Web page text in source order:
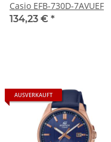
Casio EFB-730D-7AVUEF
134,23 € *
AUSVERKAUFT